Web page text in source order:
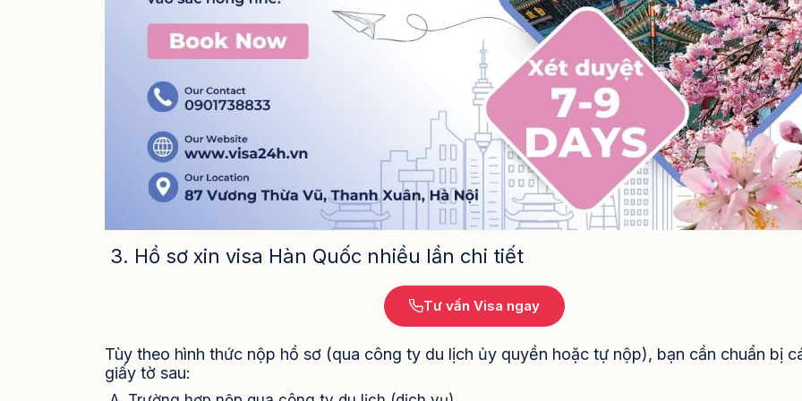
3. Hồ sơ xin visa Hàn Quốc nhiều lần chi tiết
Tư vấn Visa ngay
Tùy theo hình thức nộp hồ sơ (qua công ty du lịch ủy quyền hoặc tự nộp), bạn cần chuẩn bị
giấy tờ sau: